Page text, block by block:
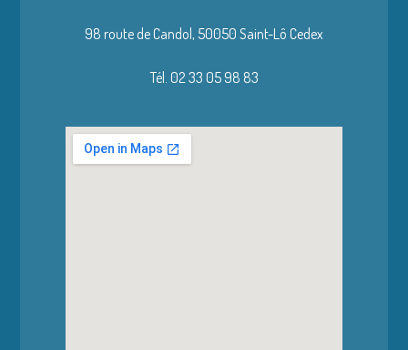
98 route de Candol, 50050 Saint-Lô Cedex
Tél. 02 33 05 98 83